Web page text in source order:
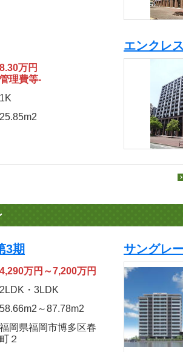
8.30万円
管理費等-
1K
25.85m2
エンクレ
3期
4,290万円～7,200万円
2LDK・3LDK
58.66m2 ～87.78m2
福岡県福岡市博多区春
町２
サングレ